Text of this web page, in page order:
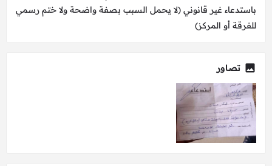
باستدعاء غير قانوني (لا يحمل السبب بصفة واضحة ولا ختم رسمي
للفرقة أو المركز)
تصاور